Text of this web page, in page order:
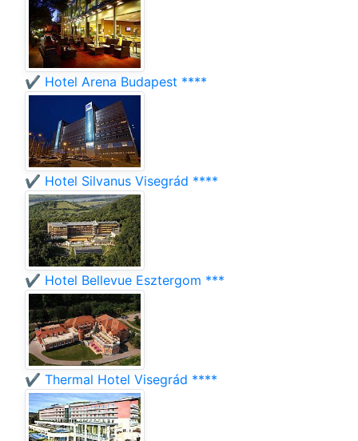
✔️ Hotel Arena Budapest ****
✔️ Hotel Silvanus Visegrád ****
✔️ Hotel Bellevue Esztergom ***
✔️ Thermal Hotel Visegrád ****